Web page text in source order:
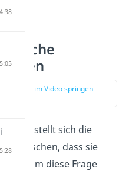
zur Stelle im Video springen
stellt sich die
Menschen, dass sie
Um diese Frage